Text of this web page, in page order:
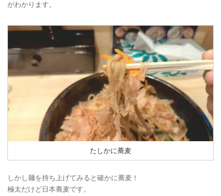
がわかります。
たしかに蕎麦
しかし麺を持ち上げてみると確かに蕎麦！
極太だけど日本蕎麦です。